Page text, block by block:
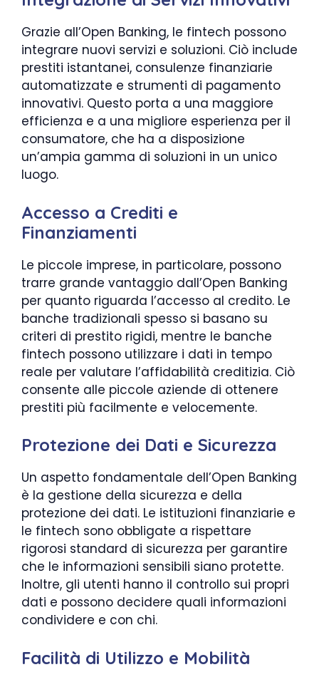
Grazie all’Open Banking, le fintech possono
integrare nuovi servizi e soluzioni. Ciò include
prestiti istantanei, consulenze finanziarie
automatizzate e strumenti di pagamento
innovativi. Questo porta a una maggiore
efficienza e a una migliore esperienza per il
consumatore, che ha a disposizione
un’ampia gamma di soluzioni in un unico
luogo.
Accesso a Crediti e
Finanziamenti
Le piccole imprese, in particolare, possono
trarre grande vantaggio dall’Open Banking
per quanto riguarda l’accesso al credito. Le
banche tradizionali spesso si basano su
criteri di prestito rigidi, mentre le banche
fintech possono utilizzare i dati in tempo
reale per valutare l’affidabilità creditizia. Ciò
consente alle piccole aziende di ottenere
prestiti più facilmente e velocemente.
Protezione dei Dati e Sicurezza
Un aspetto fondamentale dell’Open Banking
è la gestione della sicurezza e della
protezione dei dati. Le istituzioni finanziarie e
le fintech sono obbligate a rispettare
rigorosi standard di sicurezza per garantire
che le informazioni sensibili siano protette.
Inoltre, gli utenti hanno il controllo sui propri
dati e possono decidere quali informazioni
condividere e con chi.
Facilità di Utilizzo e Mobilità